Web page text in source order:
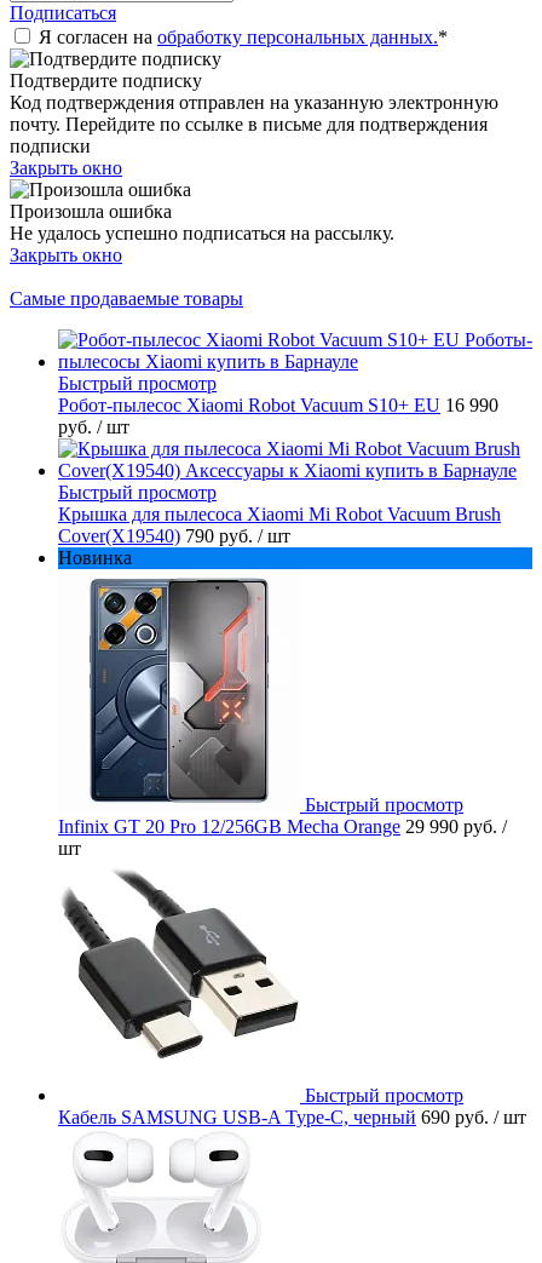
Подписаться
Я согласен на обработку персональных данных.*
Подтвердите подписку
Код подтверждения отправлен на указанную электронную
почту. Перейдите по ссылке в письме для подтверждения
подписки
Закрыть окно
Произошла ошибка
Не удалось успешно подписаться на рассылку.
Закрыть окно
Самые продаваемые товары
Быстрый просмотр
Робот-пылесос Xiaomi Robot Vacuum S10+ EU 16 990
руб. / шт
Быстрый просмотр
Крышка для пылесоса Xiaomi Mi Robot Vacuum Brush
Cover(X19540) 790 руб. / шт
Новинка
Быстрый просмотр
Infinix GT 20 Pro 12/256GB Mecha Orange 29 990 руб. /
шт
Быстрый просмотр
Кабель SAMSUNG USB-A Type-C, черный 690 руб. / шт